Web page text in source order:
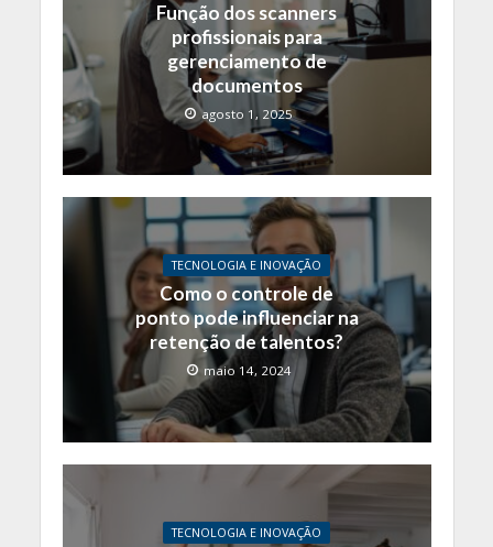
Função dos scanners
profissionais para
gerenciamento de
documentos
agosto 1, 2025
TECNOLOGIA E INOVAÇÃO
Como o controle de
ponto pode influenciar na
retenção de talentos?
maio 14, 2024
TECNOLOGIA E INOVAÇÃO